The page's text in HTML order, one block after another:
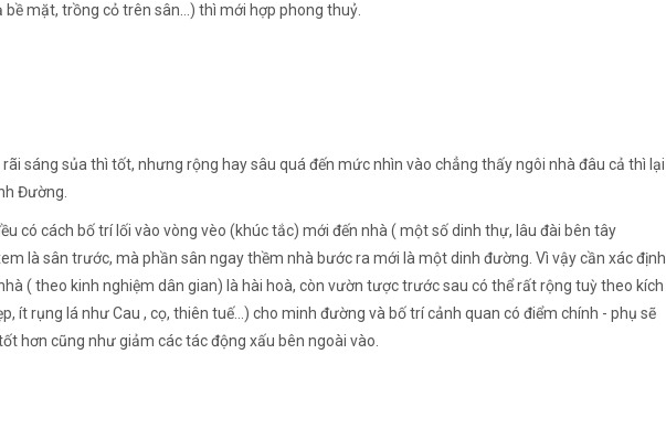
mặt, trồng cỏ trên sân…) thì mới hợp phong thuỷ.
sáng sủa thì tốt, nhưng rộng hay sâu quá đến mức nhìn vào chẳng thấy ngôi nhà đâu cả thì lại
Đường.
có cách bố trí lối vào vòng vèo (khúc tắc) mới đến nhà ( một số dinh thự, lâu đài bên tây
là sân trước, mà phần sân ngay thềm nhà bước ra mới là một dinh đường. Vì vậy cần xác định
( theo kinh nghiệm dân gian) là hài hoà, còn vườn tược trước sau có thể rất rộng tuỳ theo kích
ít rụng lá như Cau , cọ, thiên tuế…) cho minh đường và bố trí cảnh quan có điểm chính - phụ sẽ
hơn cũng như giảm các tác động xấu bên ngoài vào.